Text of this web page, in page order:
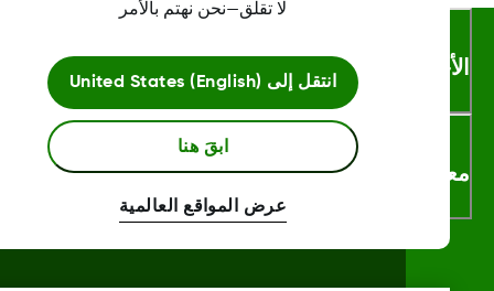
والشروط
اكثر
لا تقلق—نحن نهتم بالأمر
انتقل إلى United States (English)
ابقَ هنا
عرض المواقع العالمية